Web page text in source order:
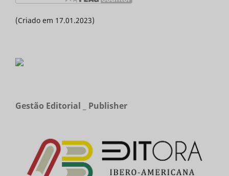
(Criado em 17.01.2023)
Gestão Editorial _ Publisher